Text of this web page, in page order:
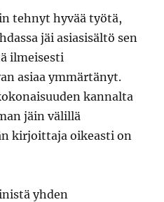
tehnyt hyvää työtä,
jäi asiasisältö sen
ilmeisesti
asiaa ymmärtänyt.
kannalta
jäin välillä
kirjoittaja oikeasti on
yhden